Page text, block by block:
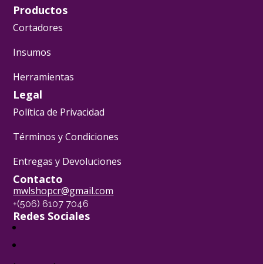
Productos
Cortadores
Insumos
Herramientas
Legal
Política de Privacidad
Términos y Condiciones
Entregas y Devoluciones
Contacto
mwlshopcr@gmail.com
+(506) 6107 7046
Redes Sociales